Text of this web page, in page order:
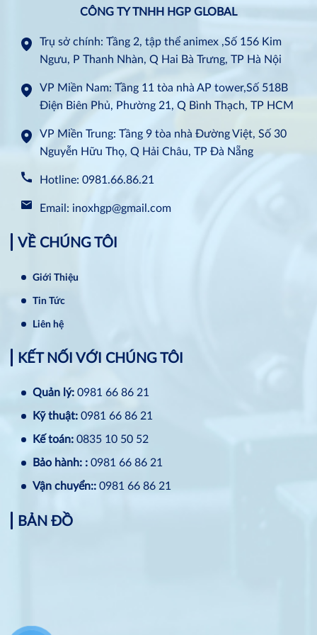
CÔNG TY TNHH HGP GLOBAL
Trụ sở chính: Tầng 2, tập thể animex ,Số 156 Kim
Ngưu, P Thanh Nhàn, Q Hai Bà Trưng, TP Hà Nội
VP Miền Nam: Tầng 11 tòa nhà AP tower,Số 518B
Điện Biên Phủ, Phường 21, Q Bình Thạch, TP HCM
VP Miền Trung: Tầng 9 tòa nhà Đường Việt, Số 30
Nguyễn Hữu Thọ, Q Hải Châu, TP Đà Nẵng
Hotline: 0981.66.86.21
Email: inoxhgp@gmail.com
VỀ CHÚNG TÔI
Giới Thiệu
Tin Tức
Liên hệ
KẾT NỐI VỚI CHÚNG TÔI
Quản lý: 0981 66 86 21
Kỹ thuật: 0981 66 86 21
Kế toán: 0835 10 50 52
Bảo hành: : 0981 66 86 21
Vận chuyển:: 0981 66 86 21
BẢN ĐỒ